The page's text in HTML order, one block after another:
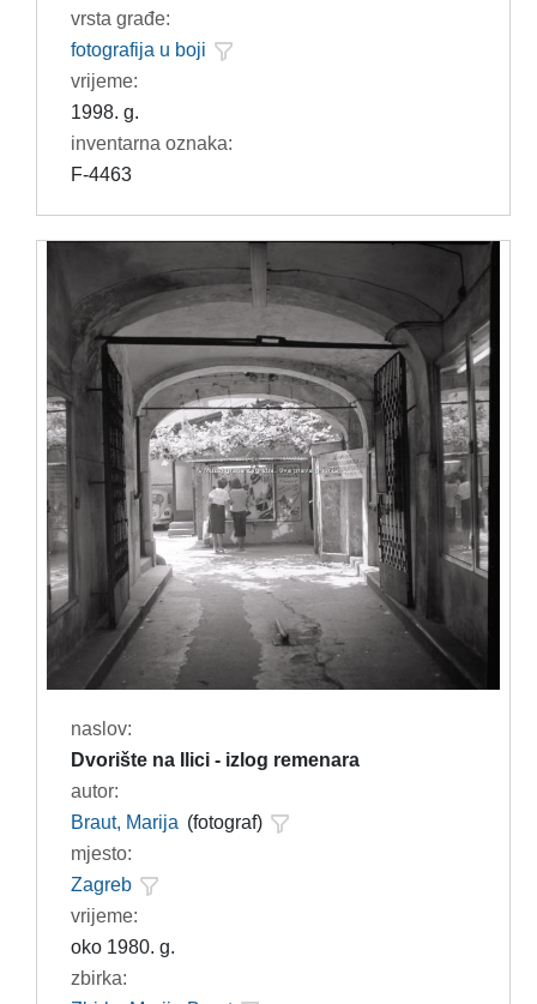
vrsta građe:
fotografija u boji
vrijeme:
1998. g.
inventarna oznaka:
F-4463
naslov:
Dvorište na Ilici - izlog remenara
autor:
Braut, Marija (fotograf)
mjesto:
Zagreb
vrijeme:
oko 1980. g.
zbirka: